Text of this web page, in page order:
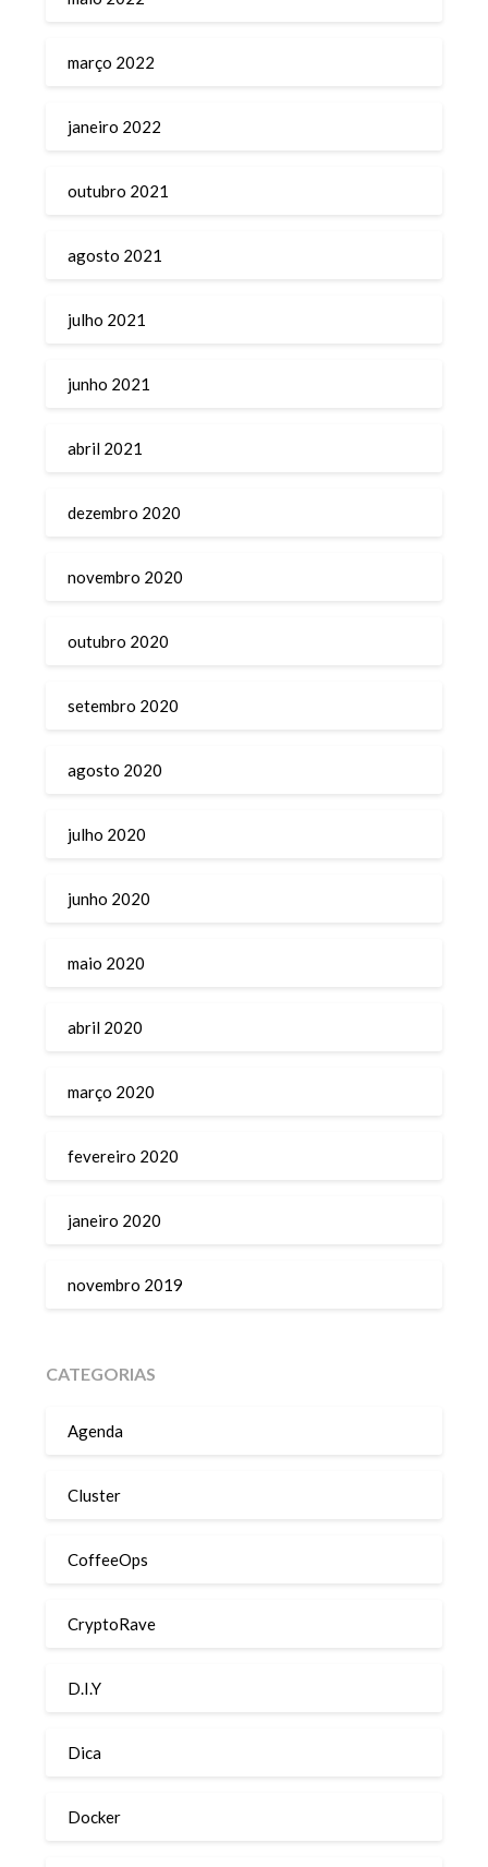
março 2022
janeiro 2022
outubro 2021
agosto 2021
julho 2021
junho 2021
abril 2021
dezembro 2020
novembro 2020
outubro 2020
setembro 2020
agosto 2020
julho 2020
junho 2020
maio 2020
abril 2020
março 2020
fevereiro 2020
janeiro 2020
novembro 2019
CATEGORIAS
Agenda
Cluster
CoffeeOps
CryptoRave
D.I.Y
Dica
Docker